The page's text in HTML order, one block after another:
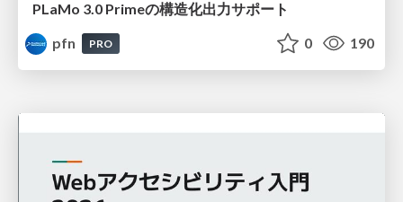
PLaMo 3.0 Primeの構造化出力サポート
pfn
PRO 0 190